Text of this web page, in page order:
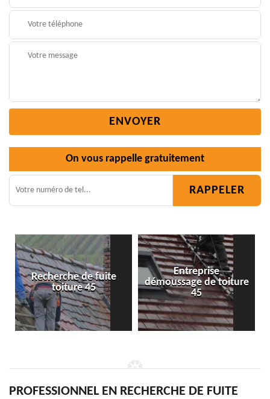
On vous rappelle gratuitement
Entreprise
démoussage de toiture
45
Isolation toiture 45
PROFESSIONNEL EN RECHERCHE DE FUITE